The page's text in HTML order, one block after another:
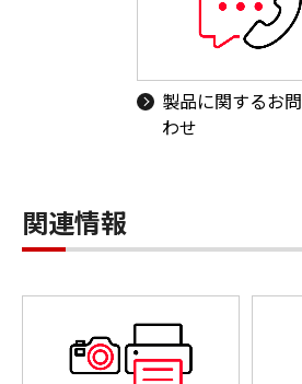
製品に関するお
わせ
関連情報